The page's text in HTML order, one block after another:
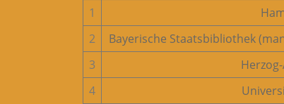
1
2
Bayerische Staatsbibliothek
3
4